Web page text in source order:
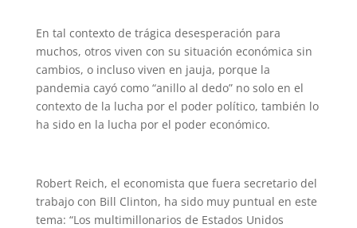
En tal contexto de trágica desesperación para
muchos, otros viven con su situación económica sin
cambios, o incluso viven en jauja, porque la
pandemia cayó como “anillo al dedo” no solo en el
contexto de la lucha por el poder político, también lo
ha sido en la lucha por el poder económico.
Robert Reich, el economista que fuera secretario del
trabajo con Bill Clinton, ha sido muy puntual en este
tema: “Los multimillonarios de Estados Unidos